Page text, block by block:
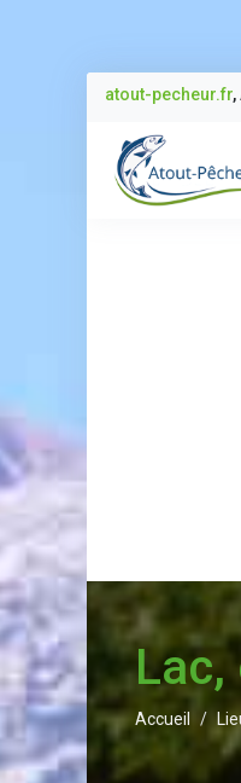
atout-pecheur.fr
Lac,
Accueil